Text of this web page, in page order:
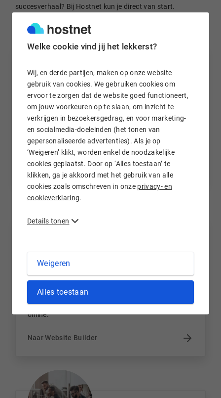
Welke cookie vind jij het lekkerst?
Wij, en derde partijen, maken op onze website
gebruik van cookies. We gebruiken cookies om
ervoor te zorgen dat de website goed functioneert,
om jouw voorkeuren op te slaan, om inzicht te
verkrijgen in bezoekersgedrag, en voor marketing-
en socialmedia-doeleinden (het tonen van
gepersonaliseerde advertenties). Als je op
‘Weigeren’ klikt, worden enkel de noodzakelijke
cookies geplaatst. Door op ‘Alles toestaan’ te
klikken, ga je akkoord met het gebruik van alle
cookies zoals omschreven in onze privacy- en
cookieverklaring.
Details tonen
Weigeren
Alles toestaan
succesverhaal? Bij Hostnet kun je direct van start.
Domeinnaam registreren
Je online plek claimen? Bij Hostnet heb je keuze uit
900+ extensies. Je vindt er altijd een die bij jouw
idee past.
Naar domeinnamen
Website Builder
Maak je eigen professionele website in slechts 3
stappen. Zonder technische kennis en vandaag
online.
Naar Website Builder